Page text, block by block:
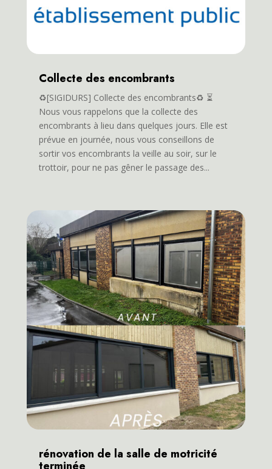
Collecte des encombrants
♻️[SIGIDURS] Collecte des encombrants♻️ ⏳
Nous vous rappelons que la collecte des
encombrants à lieu dans quelques jours. Elle est
prévue en journée, nous vous conseillons de
sortir vos encombrants la veille au soir, sur le
trottoir, pour ne pas gêner le passage des...
rénovation de la salle de motricité